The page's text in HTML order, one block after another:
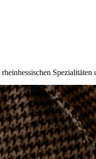
Spezialitäten